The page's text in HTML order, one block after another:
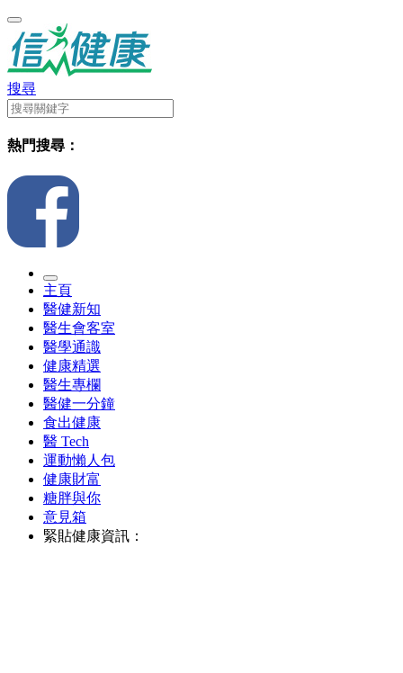
搜尋
熱門搜尋：
主頁
醫健新知
醫生會客室
醫學通識
健康精選
醫生專欄
醫健一分鐘
食出健康
醫 Tech
運動懶人包
健康財富
糖胖與你
意見箱
緊貼健康資訊：